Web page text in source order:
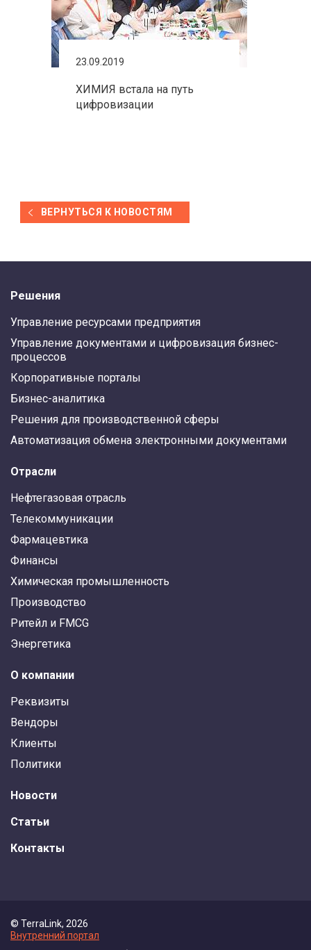
23.09.2019
ХИМИЯ встала на путь
цифровизации
ВЕРНУТЬСЯ К НОВОСТЯМ
Решения
Управление ресурсами предприятия
Управление документами и цифровизация бизнес-
процессов
Корпоративные порталы
Бизнес-аналитика
Решения для производственной сферы
Автоматизация обмена электронными документами
Отрасли
Нефтегазовая отрасль
Телекоммуникации
Фармацевтика
Финансы
Химическая промышленность
Производство
Ритейл и FMCG
Энергетика
О компании
Реквизиты
Вендоры
Клиенты
Политики
Новости
Статьи
Контакты
© TerraLink, 2026
Внутренний портал